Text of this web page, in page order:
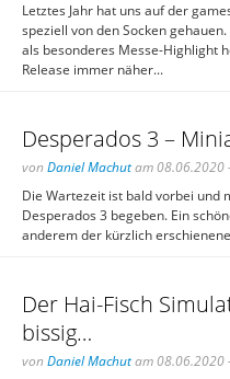
Letztes Jahr hat uns auf der
speziell von den Socken
als besonderes Messe-Highlight
Release immer näher...
Desperados 3 –
von Daniel Machutam 08.06.2020
Die Wartezeit ist bald vorbei und
Desperados 3 begeben. Ein
anderem der kürzlich
Der Hai-Fisch
bissig…
von Daniel Machutam 08.06.2020